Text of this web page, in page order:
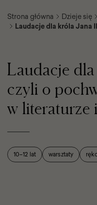
Strona główna Dzieje się
Laudacje dla króla Jana
Laudacje
czyli o
w literaturze
10–12 lat warsztaty